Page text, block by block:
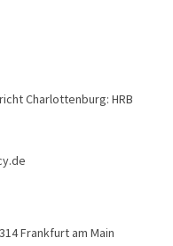
Charlottenburg: HRB
Frankfurt am Main